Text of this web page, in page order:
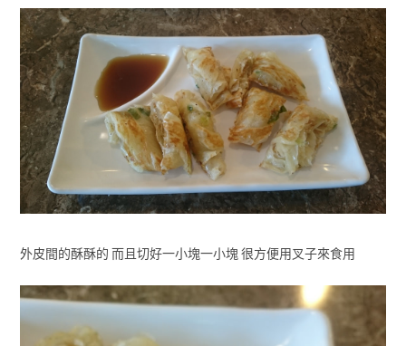
外皮間的酥酥的 而且切好一小塊一小塊 很方便用叉子來食用